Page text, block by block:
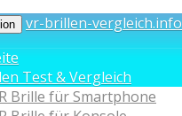
vr-brillen-vergleich.info
Test & Vergleich
Brille für Smartphone